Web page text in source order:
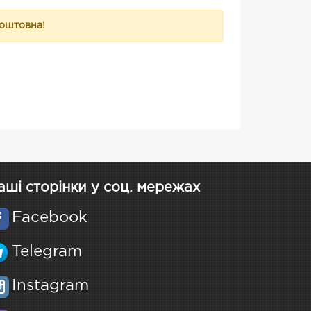
сторінки у соц. мережах
Facebook
Telegram
Instagram